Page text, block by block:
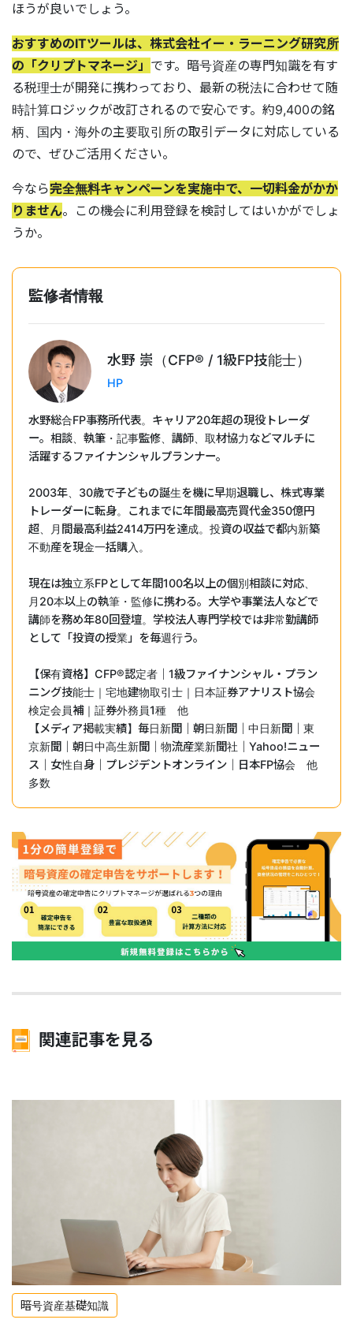
ほうが良いでしょう。
おすすめのITツールは、株式会社イー・ラーニング研究所
の「クリプトマネージ」 です。暗号資産の専門知識を有す
る税理士が開発に携わっており、最新の税法に合わせて随
時計算ロジックが改訂されるので安心です。約9,400の銘
柄、国内・海外の主要取引所の取引データに対応している
ので、ぜひご活用ください。
今なら完全無料キャンペーンを実施中で、一切料金がかか
りません。この機会に利用登録を検討してはいかがでしょ
うか。
監修者情報
水野 崇（CFP®︎ / 1級FP技能士）
HP
水野総合FP事務所代表。キャリア20年超の現役トレーダ
ー。相談、執筆・記事監修、講師、取材協力などマルチに
活躍するファイナンシャルプランナー。
2003年、30歳で子どもの誕生を機に早期退職し、株式専業
トレーダーに転身。これまでに年間最高売買代金350億円
超、月間最高利益2414万円を達成。投資の収益で都内新築
不動産を現金一括購入。
現在は独立系FPとして年間100名以上の個別相談に対応、
月20本以上の執筆・監修に携わる。大学や事業法人などで
講師を務め年80回登壇。学校法人専門学校では非常勤講師
として「投資の授業」を毎週行う。
【保有資格】CFP®︎認定者｜1級ファイナンシャル・プラン
ニング技能士｜宅地建物取引士｜日本証券アナリスト協会
検定会員補｜証券外務員1種 他
【メディア掲載実績】毎日新聞｜朝日新聞｜中日新聞｜東
京新聞｜朝日中高生新聞｜物流産業新聞社｜Yahoo!ニュー
ス｜女性自身｜プレジデントオンライン｜日本FP協会 他
多数
関連記事を見る
暗号資産基礎知識